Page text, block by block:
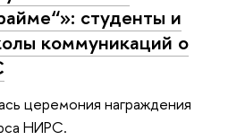
студенты и
коммуникаций о
церемония награждения
НИРС.